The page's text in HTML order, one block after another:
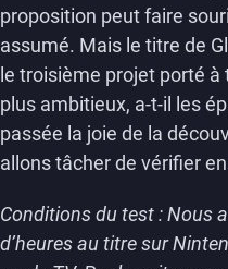
proposition peut faire
assumé. Mais le titre de
le troisième projet porté
plus ambitieux, a-t-il les
passée la joie de la
allons tâcher de vérifier
Conditions du test : Nous
d’heures au titre sur